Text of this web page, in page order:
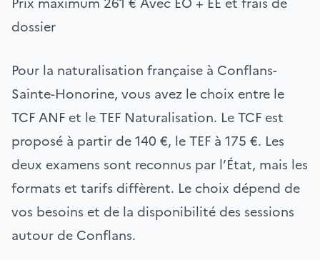
dossier
Pour la naturalisation française à Conflans-
Sainte-Honorine, vous avez le choix entre le
TCF ANF et le TEF Naturalisation. Le TCF est
proposé à partir de 140 €, le TEF à 175 €. Les
deux examens sont reconnus par l’État, mais les
formats et tarifs diffèrent. Le choix dépend de
vos besoins et de la disponibilité des sessions
autour de Conflans.